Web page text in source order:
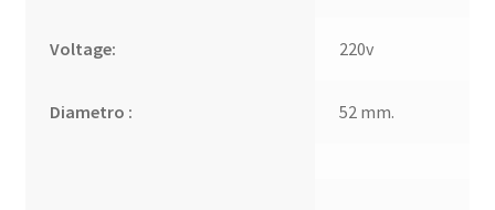
Voltage: 220v
Diametro : 52 mm.